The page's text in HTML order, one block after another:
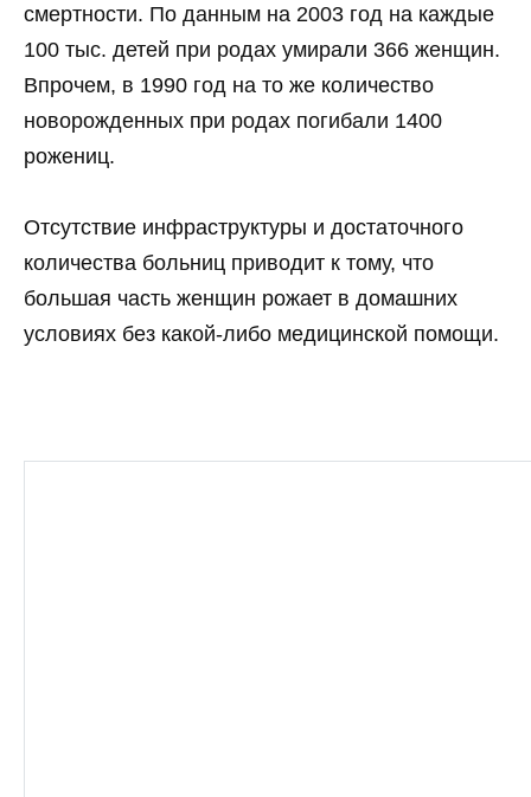
смертности. По данным на 2003 год на каждые
100 тыс. детей при родах умирали 366 женщин.
Впрочем, в 1990 год на то же количество
новорожденных при родах погибали 1400
рожениц.
Отсутствие инфраструктуры и достаточного
количества больниц приводит к тому, что
большая часть женщин рожает в домашних
условиях без какой-либо медицинской помощи.